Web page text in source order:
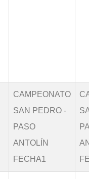
CAMPEONATO
SAN PEDRO -
PASO
ANTOLÍN
FECHA1